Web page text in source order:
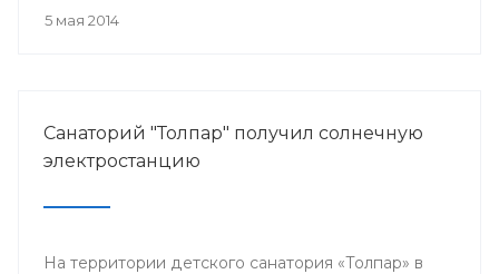
5 мая 2014
Санаторий "Толпар" получил солнечную
электростанцию
На территории детского санатория «Толпар» в